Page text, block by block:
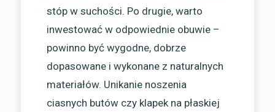
stóp w suchości. Po drugie, warto
inwestować w odpowiednie obuwie –
powinno być wygodne, dobrze
dopasowane i wykonane z naturalnych
materiałów. Unikanie noszenia
ciasnych butów czy klapek na płaskiej